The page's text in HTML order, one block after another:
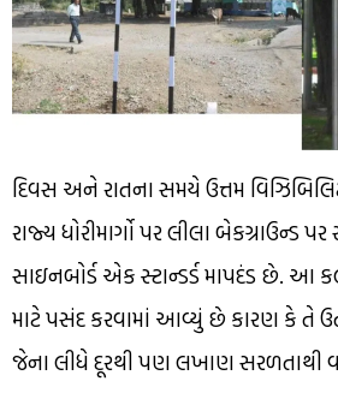
દિવસ અને રાતના સમયે ઉત્તમ
રાજ્ય ધોરીમાર્ગો પર લીલા બેકગ્રાઉન્ડ
સાઇનબોર્ડ એક સ્ટાન્ડર્ડ માપદંડ છે. આ
માટે પસંદ કરવામાં આવ્યું છે કારણ કે તે
જેના લીધે દૂરથી પણ લખાણ સરળતાથી